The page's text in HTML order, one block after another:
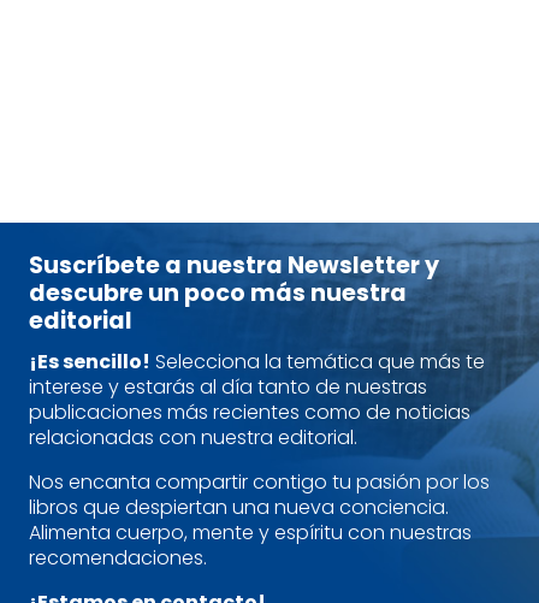
Suscríbete a nuestra Newsletter y
descubre un poco más nuestra
editorial
¡Es sencillo! Selecciona la temática que más te
interese y estarás al día tanto de nuestras
publicaciones más recientes como de noticias
relacionadas con nuestra editorial.
Nos encanta compartir contigo tu pasión por los
libros que despiertan una nueva conciencia.
Alimenta cuerpo, mente y espíritu con nuestras
recomendaciones.